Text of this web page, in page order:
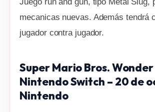
mecanicas nuevas. Además tendrá
jugador contra jugador.
Super Mario Bros. Wonder
Nintendo Switch – 20 de
Nintendo